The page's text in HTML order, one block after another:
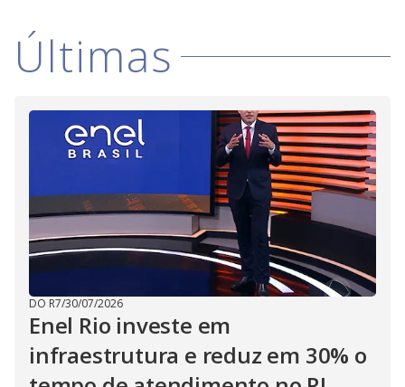
i
d
e
o
Últimas
DO R7/30/07/2026
Enel Rio investe em
infraestrutura e reduz em 30% o